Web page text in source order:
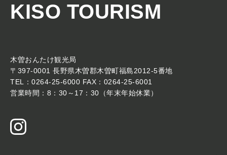
KISO TOURISM
木曽おんたけ観光局
〒397-0001 長野県木曽郡木曽町福島2012-5番地
TEL：0264-25-6000 FAX：0264-25-6001
営業時間：8：30～17：30（年末年始休業）